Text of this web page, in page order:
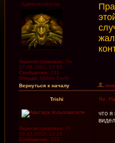
Администратор
Зарегистрирован: Пн
27.05.2002, 17:55
Сообщения: 231
Откуда: Middle Earth
Вернуться к началу
Trishi Re:
Зарегистрирован: Пт
03.12.2010, 22:20
Сообщения: 523
что я